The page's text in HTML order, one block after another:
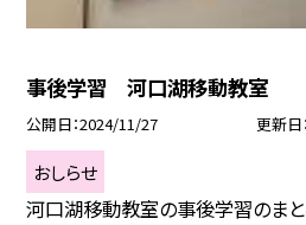
事後学習 河口湖移動教室
公開日 2024/11/27 更新日
おしらせ
河口湖移動教室の事後学習のま